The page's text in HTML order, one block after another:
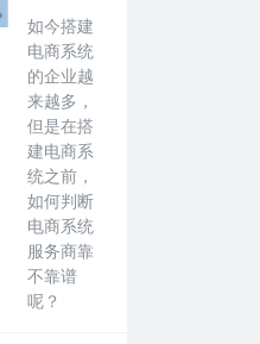
如今搭建
电商系统
的企业越
来越多，
但是在搭
建电商系
统之前，
如何判断
电商系统
服务商靠
不靠谱
呢？